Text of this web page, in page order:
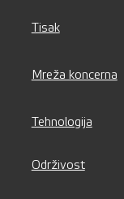
Tisak
Mreža koncerna
Tehnologija
Održivost